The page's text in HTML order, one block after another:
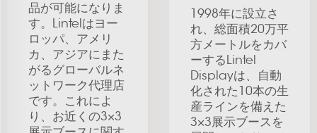
品が可能になりま
す。Lintelはヨー
ロッパ、アメリ
カ、アジアにまた
がるグローバルネ
ットワーク代理店
です。これによ
り、お近くの3×3
1998年に設立さ
れ、総面積20万平
方メートルをカバ
ーするLintel
Displayは、自動
化された10本の生
産ラインを備えた
3×3展示ブースを